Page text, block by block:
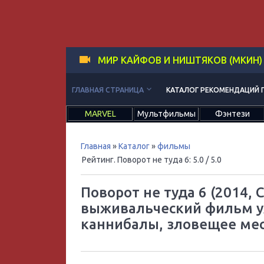
МИР КАЙФОВ И НИШТЯКОВ (МКИН)
ГЛАВНАЯ СТРАНИЦА keyboard_arrow_down КАТАЛОГ РЕКОМЕНДАЦИЙ
MARVEL Мультфильмы Фэнтези
Главная »Каталог»фильмы
Рейтинг. Поворот не туда 6: 5.0 / 5.0
Поворот не туда 6
выживальческий фильм
каннибалы, зловещее